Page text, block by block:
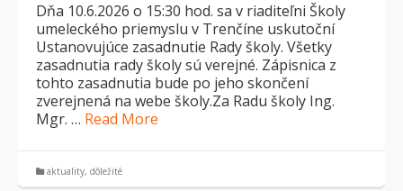
Dňa 10.6.2026 o 15:30 hod. sa v riaditeľni Školy
umeleckého priemyslu v Trenčíne uskutoční
Ustanovujúce zasadnutie Rady školy. Všetky
zasadnutia rady školy sú verejné. Zápisnica z
tohto zasadnutia bude po jeho skončení
zverejnená na webe školy.Za Radu školy Ing.
Mgr. … Read More
aktuality, dôležité